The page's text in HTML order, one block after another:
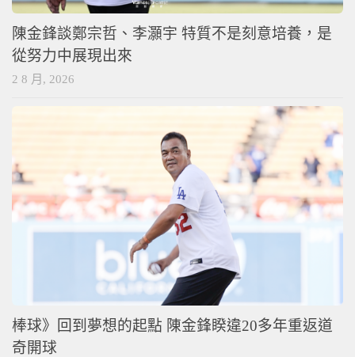
陳金鋒談鄭宗哲、李灝宇 特質不是刻意培養，是
從努力中展現出來
2 8 月, 2026
棒球》回到夢想的起點 陳金鋒睽違20多年重返道
奇開球